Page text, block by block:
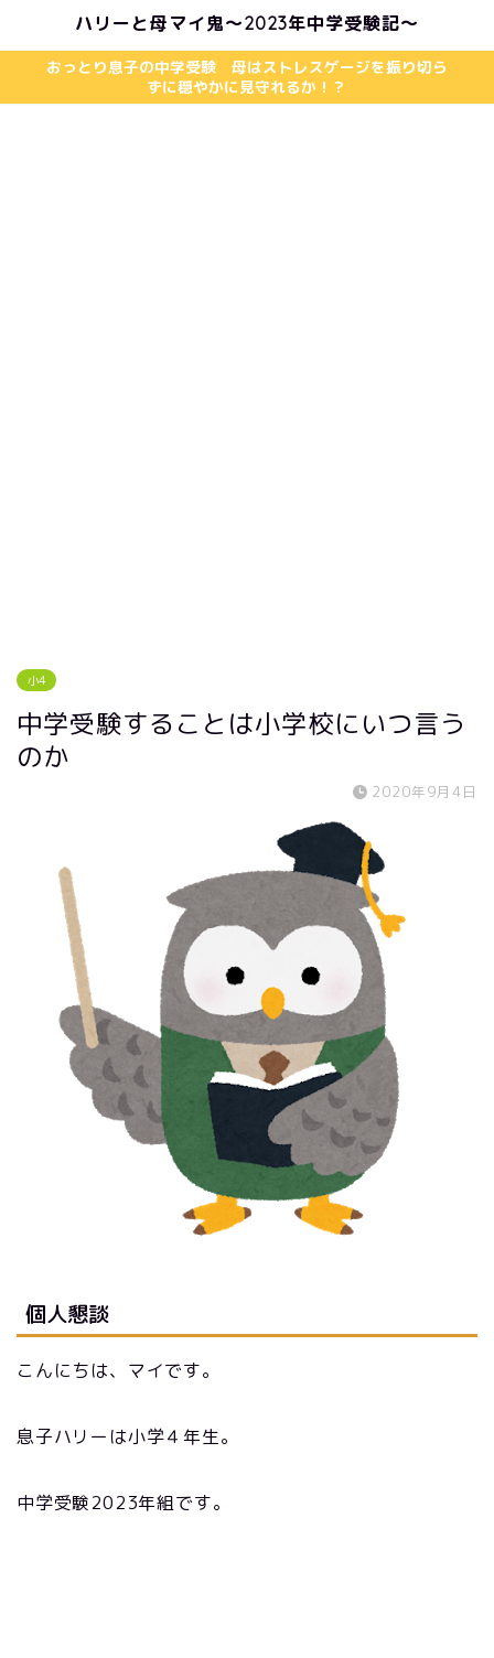
ハリーと母マイ鬼〜2023年中学受験記〜
おっとり息子の中学受験 母はストレスゲージを振り切ら
ずに穏やかに見守れるか！？
小4
中学受験することは小学校にいつ言う
のか
2020年9月4日
個人懇談
こんにちは、マイです。
息子ハリーは小学４年生。
中学受験2023年組です。